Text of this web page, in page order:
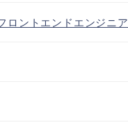
ロントエンドエンジニア